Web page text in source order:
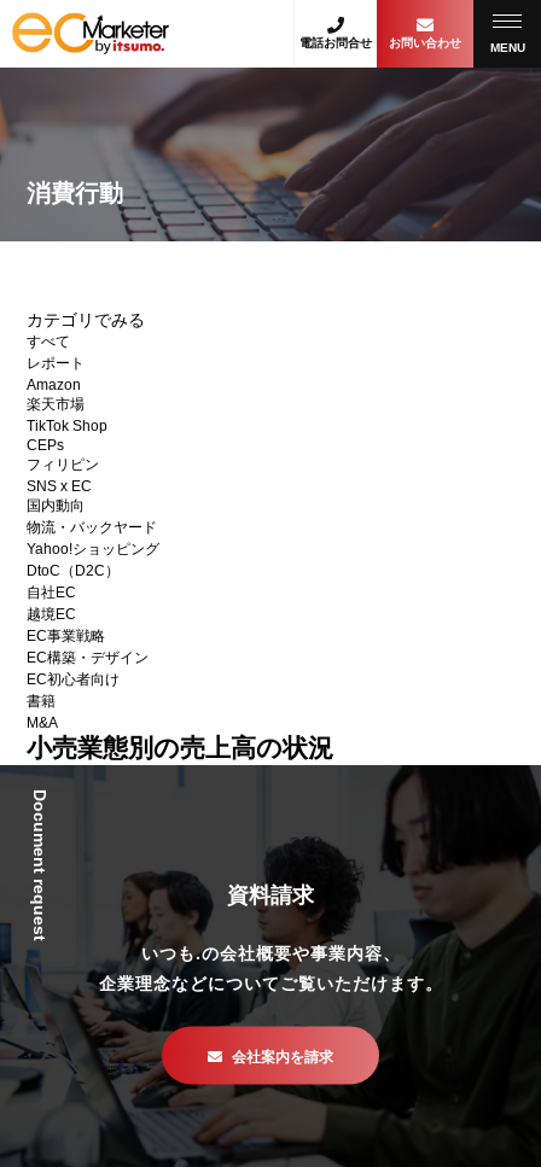
電話お問合せ お問い合わせ MENU
消費行動
カテゴリでみる
すべて
レポート
Amazon
楽天市場
TikTok Shop
CEPs
フィリピン
SNS x EC
国内動向
物流・バックヤード
Yahoo!ショッピング
DtoC（D2C）
自社EC
越境EC
EC事業戦略
EC構築・デザイン
EC初心者向け
書籍
M&A
小売業態別の売上高の状況
Document request 資料請求
いつも.の会社概要や事業内容、
企業理念などについてご覧いただけます。
会社案内を請求